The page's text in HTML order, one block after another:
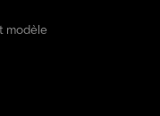
modèle